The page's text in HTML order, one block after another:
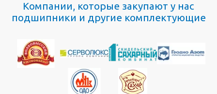
Компании, которые закупают у нас
подшипники и другие комплектующие